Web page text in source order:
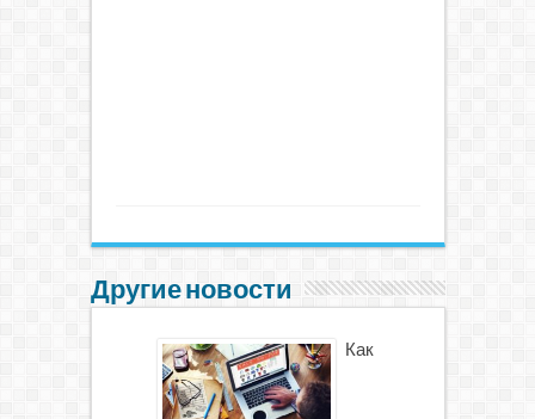
Другие новости
Как